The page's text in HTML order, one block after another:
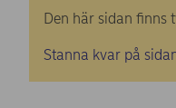
Den här sidan finns
Stanna kvar på